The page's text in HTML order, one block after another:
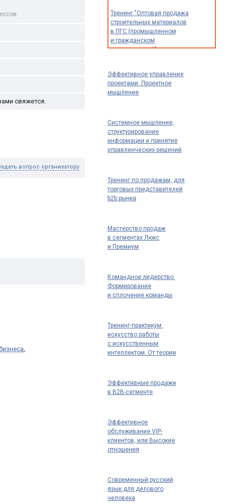
экспертов
и специалистов)
Тренинг "Оптовая продажа
строительных материалов
в ПГС (промышленном
и гражданском
строительстве)"
Эффективное управление
проектами. Проектное
мышление
Системное мышление,
структурирование
информации и принятие
управленческих решений
Тренинг по продажам, для
торговых представителей
b2b рынка
Мастерство продаж
в сегментах Люкс
и Премиум
Командное лидерство.
Формирование
и сплочение команды
Тренинг-практикум:
искусство работы
с искусственным
интеллектом. От теории
повышения
эффективности
Эффективные продажи
в B2B-сегменте
Эффективное
обслуживание VIP-
клиентов, или Высокие
отношения
Современный русский
язык для делового
человека
свяжется.
вопрос организатору